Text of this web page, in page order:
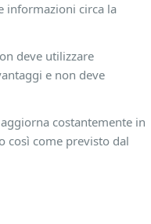
informazioni circa la
deve utilizzare
e non deve
costantemente in
così come previsto dal